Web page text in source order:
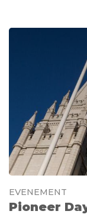
EVENEMENT
Pioneer